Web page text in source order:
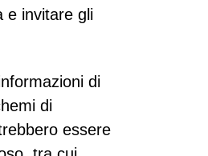
e invitare gli
di
di
essere